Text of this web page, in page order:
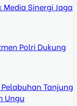
Media Sinergi Jaga
Polri Dukung
Tanjung
Ungu